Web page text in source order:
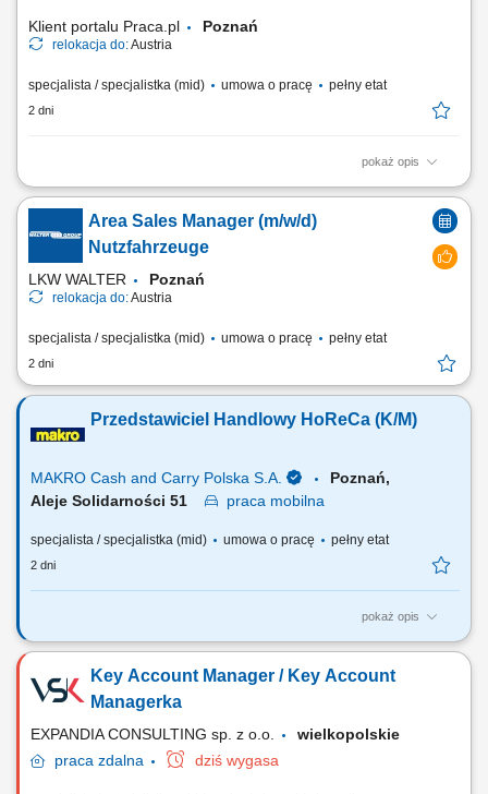
Klient portalu Praca.pl Poznań
relokacja do:Austria
specjalista / specjalistka (mid) umowa o pracę pełny etat
2 dni
pokaż opis
Sprzedaż szerokiej gamy nowych i używanych pojazdów użytkowych
(ciągniki siodłowe, naczepy) bez ograniczeń co do marki; Kompleksowe
doradztwo dla klientów B2B w zakresie zarządzania flotą oraz
finansowania; Aktywne rozwijanie i pozyskiwanie nowych rynków
sprzedażowych; Współpraca z...
Area Sales Manager (m/w/d)
Nutzfahrzeuge
LKW WALTER Poznań
relokacja do:Austria
specjalista / specjalistka (mid) umowa o pracę pełny etat
2 dni
Przedstawiciel Handlowy HoReCa (K/M)
MAKRO Cash and Carry Polska S.A.
Poznań,
Aleje Solidarności 51
praca mobilna
specjalista / specjalistka (mid) umowa o pracę pełny etat
2 dni
pokaż opis
Do Twoich głównych zadań będzie należało: Pozyskiwanie nowych
HoReCa. Identyfikacja potrzeb klientów oraz profesjonalne doradztwo
w zakresie rozwoju na rynku HoReCa. Realizacja celów sprzedaży.
Key Account Manager / Key Account
Managerka
EXPANDIA CONSULTING sp. z o.o.
wielkopolskie
praca zdalna dziś wygasa